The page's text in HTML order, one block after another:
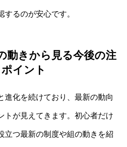
するのが安心です。
動きから見る今後の注
ポイント
進化を続けており、最新の動向
トが見えてきます。初心者だけ
立つ最新の制度や組の動きを紹